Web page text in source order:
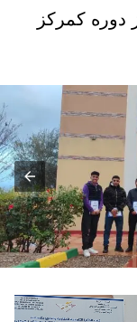
دوره كمركز